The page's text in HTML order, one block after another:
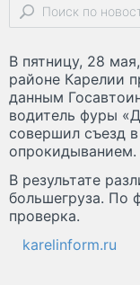
В пятницу, 28
районе Карелии
данным
водитель фуры
совершил съезд
опрокидыванием.
В результате
большегруза. По
проверка.
karelinform.ru